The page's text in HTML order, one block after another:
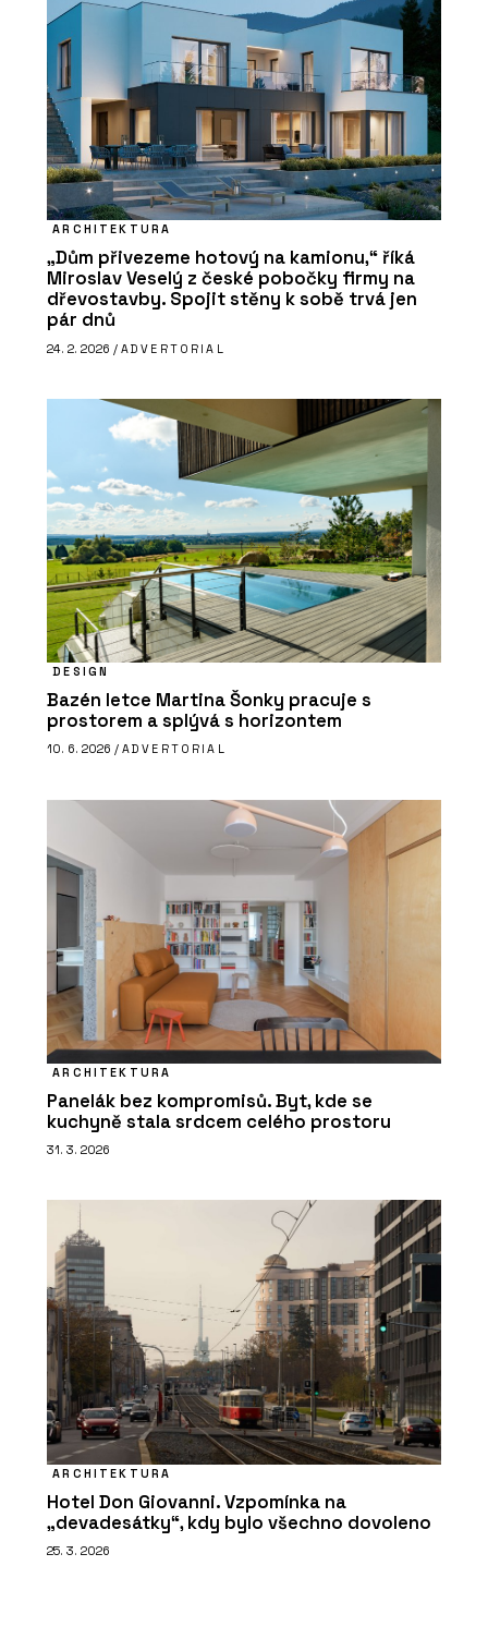
ARCHITEKTURA
„Dům přivezeme hotový na kamionu,“ říká
Miroslav Veselý z české pobočky firmy na
dřevostavby. Spojit stěny k sobě trvá jen
pár dnů
24. 2. 2026 / ADVERTORIAL
DESIGN
Bazén letce Martina Šonky pracuje s
prostorem a splývá s horizontem
10. 6. 2026 / ADVERTORIAL
ARCHITEKTURA
Panelák bez kompromisů. Byt, kde se
kuchyně stala srdcem celého prostoru
31. 3. 2026
ARCHITEKTURA
Hotel Don Giovanni. Vzpomínka na
„devadesátky“, kdy bylo všechno dovoleno
25. 3. 2026